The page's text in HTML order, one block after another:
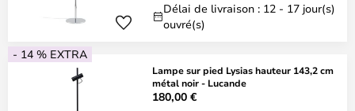
Délai de livraison : 12 - 17 jour(s)
ouvré(s)
- 14 % EXTRA
Lampe sur pied Lysias hauteur 143,2 cm
métal noir - Lucande
180,00 €